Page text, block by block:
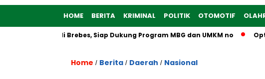
HOME BERITA KRIMINAL POLITIK OTOMOTIF
di Brebes, Siap Dukung Program MBG dan UMKM no
Home / Berita / Daerah / Nasional